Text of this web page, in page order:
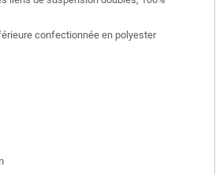
confectionnée en polyester